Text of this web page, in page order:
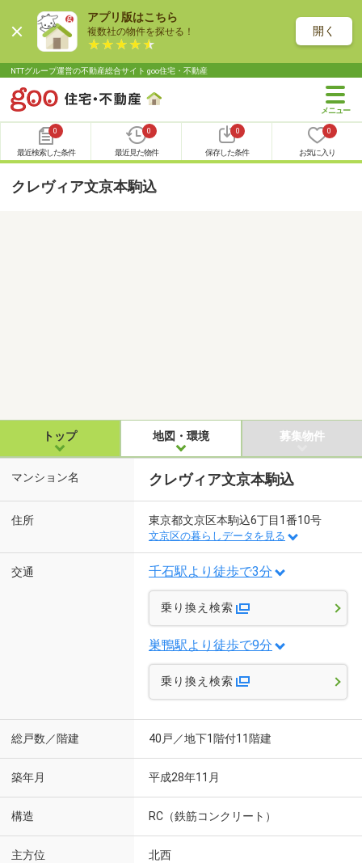
アプリ版はこちら
複数社の物件を探せる！ 開く
NTTグループ運営の不動産総合サイト goo住宅・不動産
0
最近検索した条件
0
最近見た物件
0
保存した条件
0
お気に入り
クレヴィア文京本駒込
トップ 地図・環境 募集物件
マンション名 クレヴィア文京本駒込
住所 東京都文京区本駒込6丁目1番10号
文京区の暮らしデータを見る
交通 千石駅より徒歩で3分
乗り換え検索
巣鴨駅より徒歩で9分
乗り換え検索
総戸数／階建 40戸／地下1階付11階建
築年月 平成28年11月
構造 RC（鉄筋コンクリート）
主方位 北西